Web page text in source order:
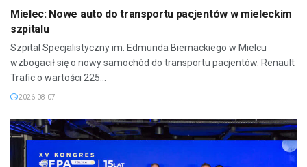
Mielec: Nowe auto do transportu pacjentów w mieleckim
szpitalu
Szpital Specjalistyczny im. Edmunda Biernackiego w Mielcu
wzbogacił się o nowy samochód do transportu pacjentów. Renault
Trafic o wartości 225...
2026-08-07